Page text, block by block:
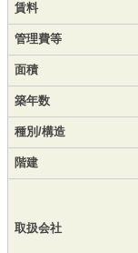
賃料
管理費等
面積
築年数
種別/構造
階建
取扱会社